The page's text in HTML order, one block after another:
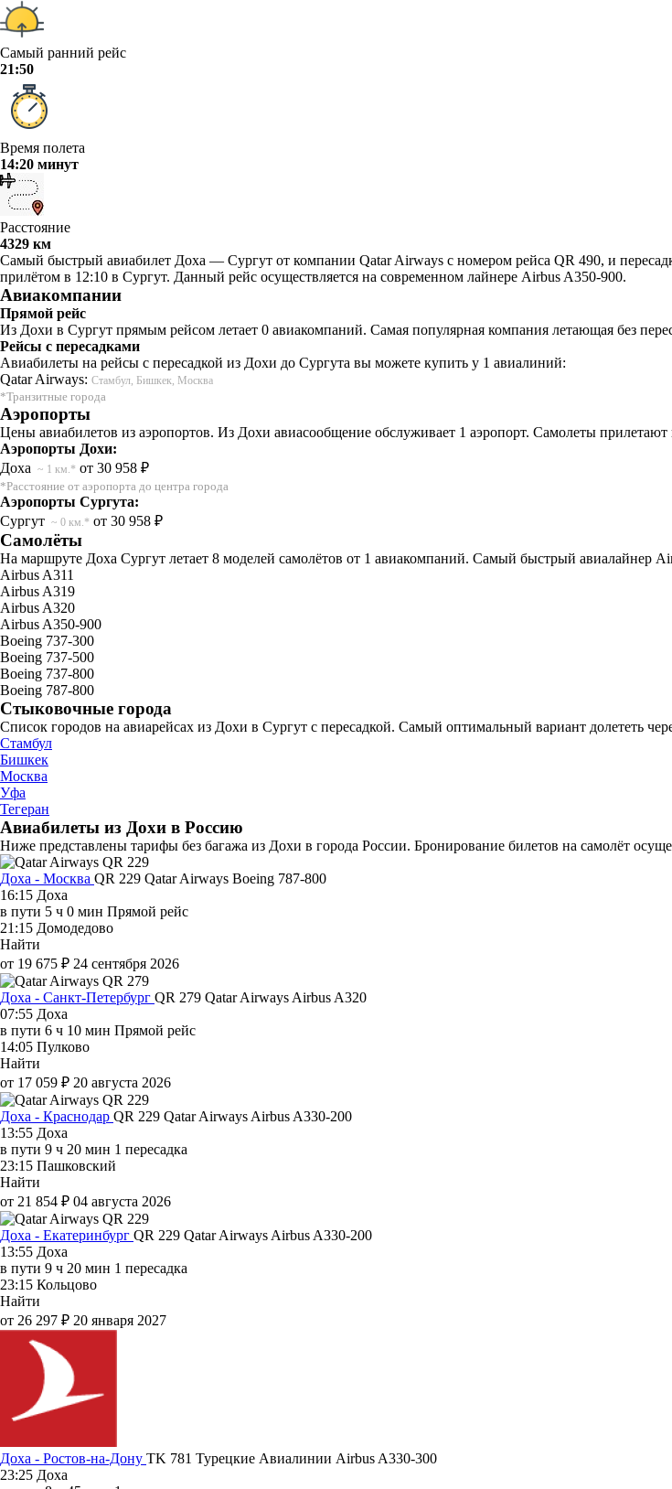
Самый ранний рейс
21:50
Время полета
14:20 минут
Расстояние
4329 км
Самый быстрый авиабилет Доха — Сургут от компании Qatar Airways с номером рейса QR 490, и
прилётом в 12:10 в Сургут. Данный рейс осуществляется на современном лайнере Airbus A350-900.
Авиакомпании
Прямой рейс
Из Дохи в Сургут прямым рейсом летает 0 авиакомпаний. Самая популярная компания летающая без
Рейсы с пересадками
Авиабилеты на рейсы с пересадкой из Дохи до Сургута вы можете купить у 1 авиалиний:
Qatar Airways: Стамбул, Бишкек, Москва
*Транзитные города
Аэропорты
Цены авиабилетов из аэропортов. Из Дохи авиасообщение обслуживает 1 аэропорт. Самолеты прилетают
Аэропорты Дохи:
Доха ~ 1 км.* от 30 958 ₽
*Расстояние от аэропорта до центра города
Аэропорты Сургута:
Сургут ~ 0 км.* от 30 958 ₽
Самолёты
На маршруте Доха Сургут летает 8 моделей самолётов от 1 авиакомпаний. Самый быстрый авиалайнер
Airbus A311
Airbus A319
Airbus A320
Airbus A350-900
Boeing 737-300
Boeing 737-500
Boeing 737-800
Boeing 787-800
Стыковочные города
Список городов на авиарейсах из Дохи в Сургут с пересадкой. Самый оптимальный вариант долететь
Стамбул
Бишкек
Москва
Уфа
Тегеран
Авиабилеты из Дохи в Россию
Ниже представлены тарифы без багажа из Дохи в города России. Бронирование билетов на самолёт
Доха - Москва QR 229 Qatar Airways Boeing 787-800
16:15 Доха
в пути 5 ч 0 мин Прямой рейс
21:15 Домодедово
Найти
от 19 675 ₽ 24 сентября 2026
Доха - Санкт-Петербург QR 279 Qatar Airways Airbus A320
07:55 Доха
в пути 6 ч 10 мин Прямой рейс
14:05 Пулково
Найти
от 17 059 ₽ 20 августа 2026
Доха - Краснодар QR 229 Qatar Airways Airbus A330-200
13:55 Доха
в пути 9 ч 20 мин 1 пересадка
23:15 Пашковский
Найти
от 21 854 ₽ 04 августа 2026
Доха - Екатеринбург QR 229 Qatar Airways Airbus A330-200
13:55 Доха
в пути 9 ч 20 мин 1 пересадка
23:15 Кольцово
Найти
от 26 297 ₽ 20 января 2027
Доха - Ростов-на-Дону TK 781 Турецкие Авиалинии Airbus A330-300
23:25 Доха